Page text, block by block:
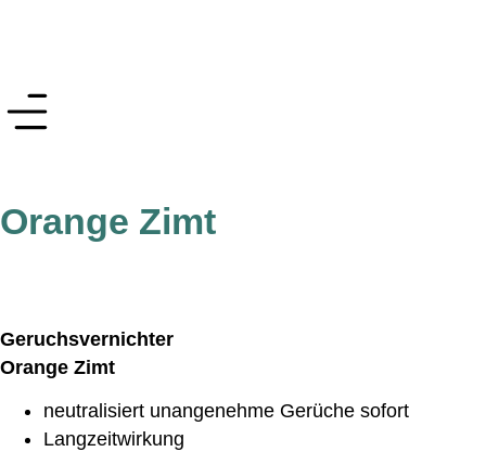
Orange Zimt
Geruchsvernichter
Orange Zimt
neutralisiert unangenehme Gerüche sofort
Langzeitwirkung